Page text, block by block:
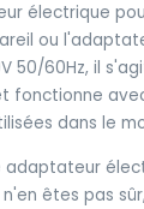
électrique
ou
50/60Hz, il
fonctionne
dans le
êtes pas